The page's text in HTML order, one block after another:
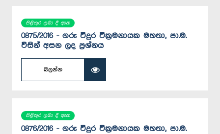
පිළිතුර ලබා දී ඇත
0875/2016 - ගරු විදුර වික්‍රමනායක මහතා, පා.ම.
විසින් අසන ලද ප්‍රශ්නය
බලන්න
පිළිතුර ලබා දී ඇත
0876/2016 - ගරු විදුර වික්‍රමනායක මහතා, පා.ම.